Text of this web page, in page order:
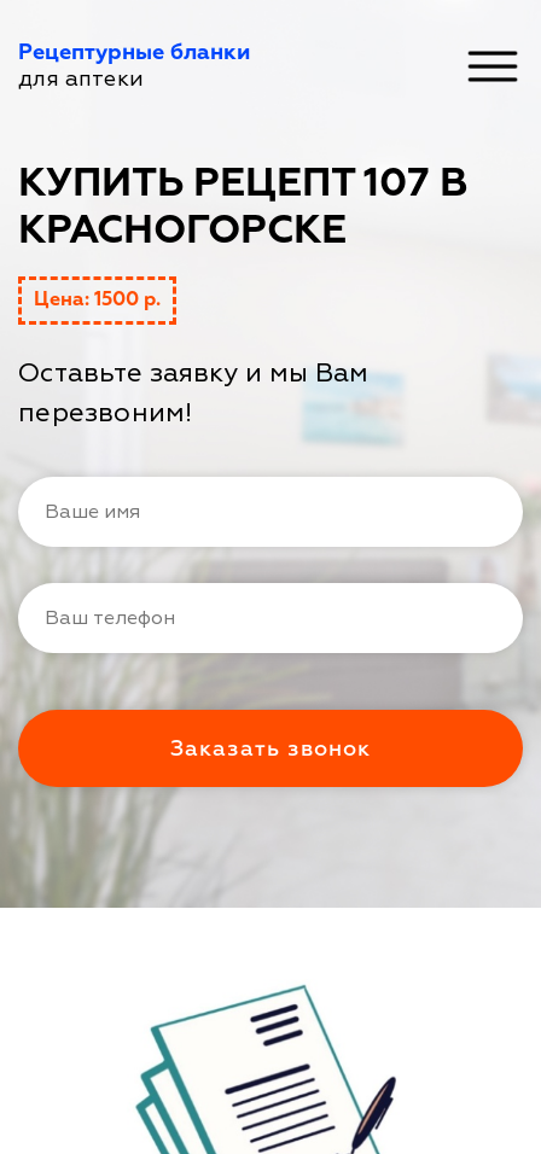
Рецептурные бланки
для аптеки
КУПИТЬ РЕЦЕПТ 107 В
КРАСНОГОРСКЕ
Цена: 1500 р.
Оставьте заявку и мы Вам
перезвоним!